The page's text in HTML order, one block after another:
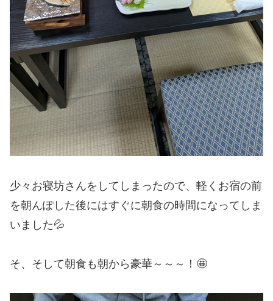
少々お寝坊さんをしてしまったので、軽くお宿の前
を朝んぽした後にはすぐに朝食の時間になってしま
いました💦
そ、そして朝食も朝から豪華～～～！🤩